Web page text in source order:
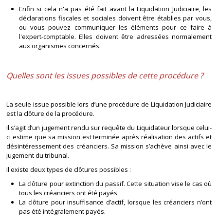
Enfin si cela n'a pas été fait avant la Liquidation Judiciaire, les
déclarations fiscales et sociales doivent être établies par vous,
ou vous pouvez communiquer les éléments pour ce faire à
l'expert-comptable. Elles doivent être adressées normalement
aux organismes concernés.
Quelles sont les issues possibles de cette procédure ?
La seule issue possible lors d’une procédure de Liquidation Judiciaire
est la clôture de la procédure.
Il s’agit d’un jugement rendu sur requête du Liquidateur lorsque celui-
ci estime que sa mission est terminée après réalisation des actifs et
désintéressement des créanciers. Sa mission s’achève ainsi avec le
jugement du tribunal.
Il existe deux types de clôtures possibles :
La clôture pour extinction du passif. Cette situation vise le cas où
tous les créanciers ont été payés.
La clôture pour insuffisance d’actif, lorsque les créanciers n’ont
pas été intégralement payés.